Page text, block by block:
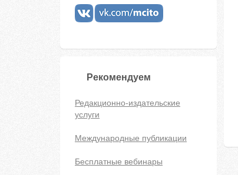
Рекомендуем
Редакционно-издательские
услуги
Международные публикации
Бесплатные вебинары